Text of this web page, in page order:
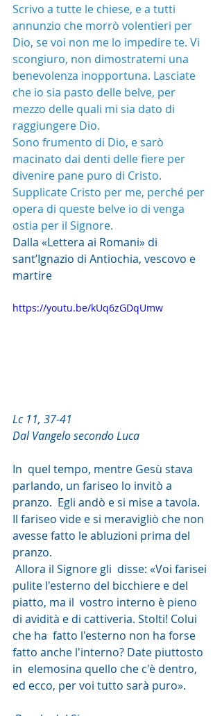
Scrivo a tutte le chiese, e a tutti
annunzio che morrò volentieri per
Dio, se voi non me lo impedire te. Vi
scongiuro, non dimostratemi una
benevolenza inopportuna. Lasciate
che io sia pasto delle belve, per
mezzo delle quali mi sia dato di
raggiungere Dio.
Sono frumento di Dio, e sarò
macinato dai denti delle fiere per
divenire pane puro di Cristo.
Supplicate Cristo per me, perché per
opera di queste belve io di venga
ostia per il Signore.
Dalla «Lettera ai Romani» di
sant’Ignazio di Antiochia, vescovo e
martire
https://youtu.be/kUq6zGDqUmw
Lc 11, 37-41
Dal Vangelo secondo Luca
In  quel tempo, mentre Gesù stava
parlando, un fariseo lo invitò a
pranzo.  Egli andò e si mise a tavola.
Il fariseo vide e si meravigliò che non
avesse fatto le abluzioni prima del
pranzo.
pulite l'esterno del bicchiere e del
piatto, ma il  vostro interno è pieno
di avidità e di cattiveria. Stolti! Colui
che ha  fatto l'esterno non ha forse
fatto anche l'interno? Date piuttosto
in  elemosina quello che c'è dentro,
ed ecco, per voi tutto sarà puro».